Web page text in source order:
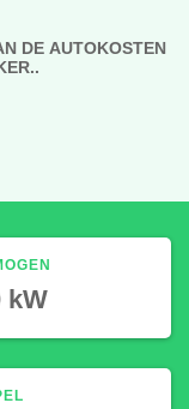
DE AUTOKOSTEN
kW